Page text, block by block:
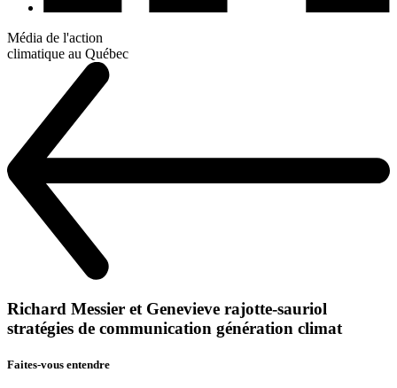
Média de l'action
climatique au Québec
Richard Messier et Genevieve rajotte-sauriol
stratégies de communication génération climat
Faites-vous entendre